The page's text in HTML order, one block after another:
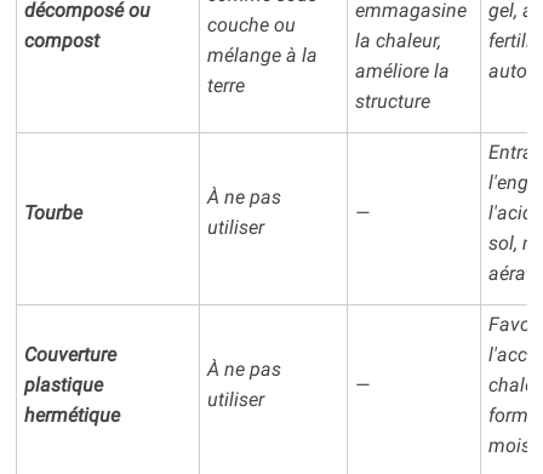
décomposé ou
compost
couche ou
mélange à la
terre
emmagasine
la chaleur,
améliore la
structure
gel,
Tourbe
À ne pas
utiliser
—
sol,
Couverture
plastique
hermétique
À ne pas
utiliser
—